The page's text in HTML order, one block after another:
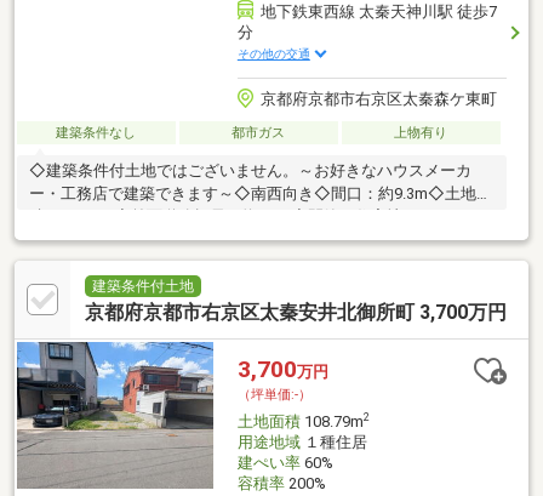
地下鉄東西線 太秦天神川駅 徒歩7
分
その他の交通
京都府京都市右京区太秦森ケ東町
建築条件なし 都市ガス 上物有り
◇建築条件付土地ではございません。～お好きなハウスメーカ
ー・工務店で建築できます～◇南西向き◇間口：約9.3m◇土地面
建築条件付土地
京都府京都市右京区太秦安井北御所町 3,700万円
3,700万円
（坪単価:-）
土地面積108.79m2
用途地域１種住居
建ぺい率60%
容積率200%